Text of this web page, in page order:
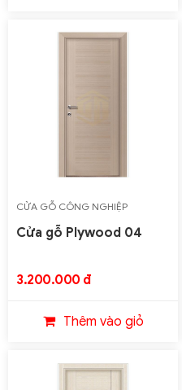
CỬA GỖ CÔNG NGHIỆP
PLYWOOD
Cửa gỗ Plywood 04
3.200.000 đ
Thêm vào giỏ